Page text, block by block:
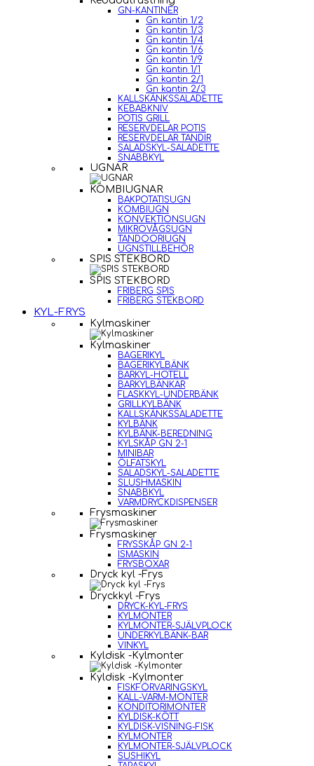
GN-KANTINER
Gn kantin 1/2
Gn kantin 1/3
Gn kantin 1/4
Gn kantin 1/6
Gn kantin 1/9
Gn kantin 1/1
Gn kantin 2/1
Gn kantin 2/3
KALLSKÄNKSSALADETTE
KEBABKNIV
POTIS GRILL
RESERVDELAR POTIS
RESERVDELAR TANDIR
SALADSKYL-SALADETTE
SNABBKYL
UGNAR
KOMBIUGNAR
BAKPOTATISUGN
KOMBIUGN
KONVEKTIONSUGN
MIKROVÅGSUGN
TANDOORIUGN
UGNSTILLBEHÖR
SPIS STEKBORD
SPIS STEKBORD
FRIBERG SPIS
FRIBERG STEKBORD
KYL-FRYS
Kylmaskiner
Kylmaskiner
BAGERIKYL
BAGERIKYLBÄNK
BARKYL-HOTELL
BARKYLBÄNKAR
FLASKKYL-UNDERBÄNK
GRILLKYLBÄNK
KALLSKÄNKSSALADETTE
KYLBÄNK
KYLBÄNK-BEREDNING
KYLSKÅP GN 2-1
MINIBAR
ÖLFATSKYL
SALADSKYL-SALADETTE
SLUSHMASKIN
SNABBKYL
VARMDRYCKDISPENSER
Frysmaskiner
Frysmaskiner
FRYSSKÅP GN 2-1
ISMASKIN
FRYSBOXAR
Dryck kyl -Frys
Dryckkyl -Frys
DRYCK-KYL-FRYS
KYLMONTER
KYLMONTER-SJÄLVPLOCK
UNDERKYLBÄNK-BAR
VINKYL
Kyldisk -Kylmonter
Kyldisk -Kylmonter
FISKFÖRVARINGSKYL
KALL-VARM-MONTER
KONDITORIMONTER
KYLDISK-KÖTT
KYLDISK-VISNING-FISK
KYLMONTER
KYLMONTER-SJÄLVPLOCK
SUSHIKYL